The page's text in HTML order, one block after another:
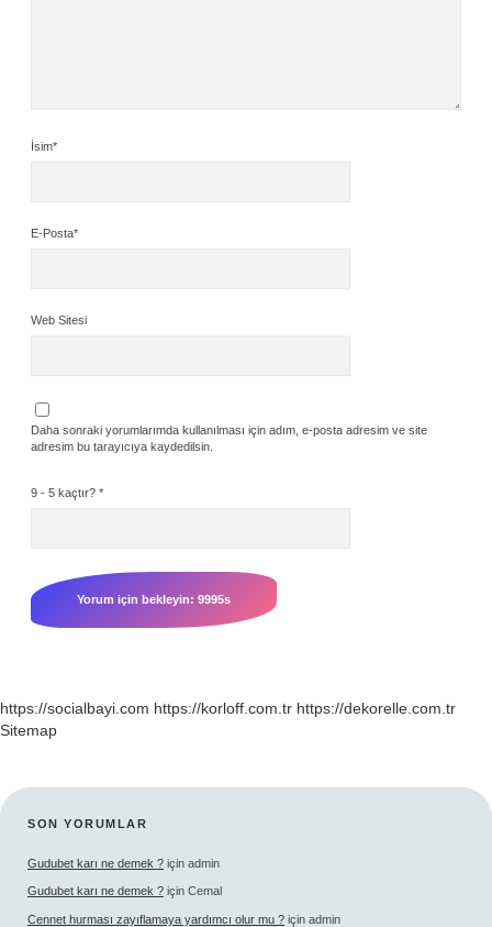
İsim*
E-Posta*
Web Sitesi
Daha sonraki yorumlarımda kullanılması için adım, e-posta adresim ve site
adresim bu tarayıcıya kaydedilsin.
9 - 5 kaçtır? *
https://socialbayi.com https://korloff.com.tr https://dekorelle.com.tr
Sitemap
SIDEBAR
SON YORUMLAR
Gudubet karı ne demek ? için admin
Gudubet karı ne demek ? için Cemal
Cennet hurması zayıflamaya yardımcı olur mu ? için admin